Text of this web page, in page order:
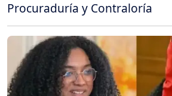
Procuraduría y Contraloría